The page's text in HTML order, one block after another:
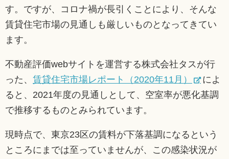
す。ですが、コロナ禍が長引くことにより、そんな
賃貸住宅市場の見通しも厳しいものとなってきてい
ます。
不動産評価webサイトを運営する株式会社タスが行
った、 賃貸住宅市場レポート（2020年11月）
によ
ると、2021年度の見通しとして、空室率が悪化基調
で推移するものとみられています。
現時点で、東京23区の賃料が下落基調になるという
ところにまでは至っていませんが、この感染状況が